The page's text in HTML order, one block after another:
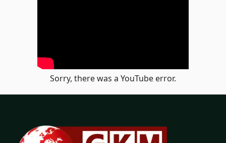
Sorry, there was a YouTube error.